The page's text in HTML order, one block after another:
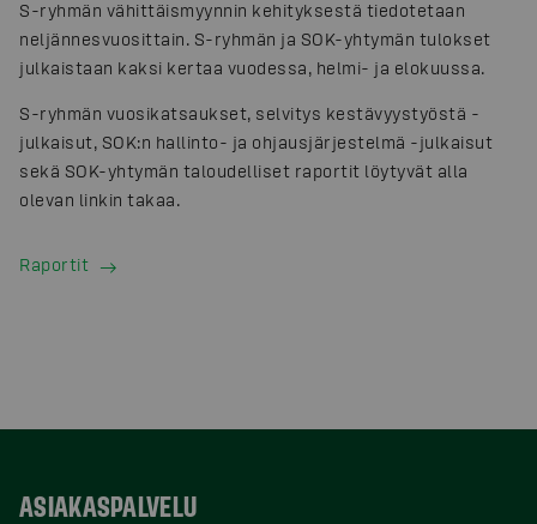
S-ryhmän vähittäismyynnin kehityksestä tiedotetaan
neljännesvuosittain. S-ryhmän ja SOK-yhtymän tulokset
julkaistaan kaksi kertaa vuodessa, helmi- ja elokuussa.
S-ryhmän vuosikatsaukset, selvitys kestävyystyöstä -
julkaisut, SOK:n hallinto- ja ohjausjärjestelmä -julkaisut
sekä SOK-yhtymän taloudelliset raportit löytyvät alla
olevan linkin takaa.
Raportit
ASIAKASPALVELU